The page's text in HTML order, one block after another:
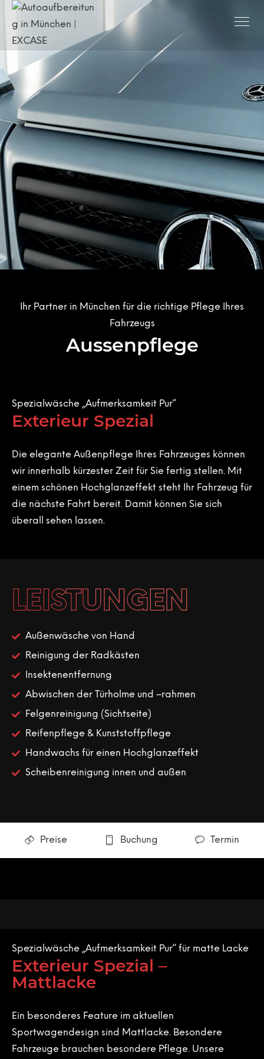
Ihr Partner in München für die richtige Pflege Ihres
Fahrzeugs
Aussenpflege
Spezialwäsche „Aufmerksamkeit Pur“
Exterieur Spezial
Die elegante Außenpflege Ihres Fahrzeuges können
wir innerhalb kürzester Zeit für Sie fertig stellen. Mit
einem schönen Hochglanzeffekt steht Ihr Fahrzeug für
die nächste Fahrt bereit. Damit können Sie sich
überall sehen lassen.
LEISTUNGEN
Außenwäsche von Hand
Reinigung der Radkästen
Insektenentfernung
Abwischen der Türholme und –rahmen
Felgenreinigung (Sichtseite)
Reifenpflege & Kunststoffpflege
Handwachs für einen Hochglanzeffekt
Scheibenreinigung innen und außen
Preise Buchung Termin
Spezialwäsche „Aufmerksamkeit Pur“ für matte Lacke
Exterieur Spezial –
Mattlacke
Ein besonderes Feature im aktuellen
Sportwagendesign sind Mattlacke. Besondere
Fahrzeuge brauchen besondere Pflege. Unsere